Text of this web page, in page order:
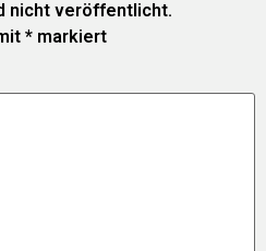
nicht veröffentlicht.
* markiert